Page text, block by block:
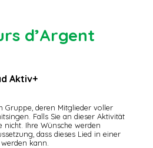
d’Argent
Aktiv+
Gruppe, deren Mitglieder voller
Falls Sie an dieser Aktivität
nicht. Ihre Wünsche werden
dass dieses Lied in einer
kann.